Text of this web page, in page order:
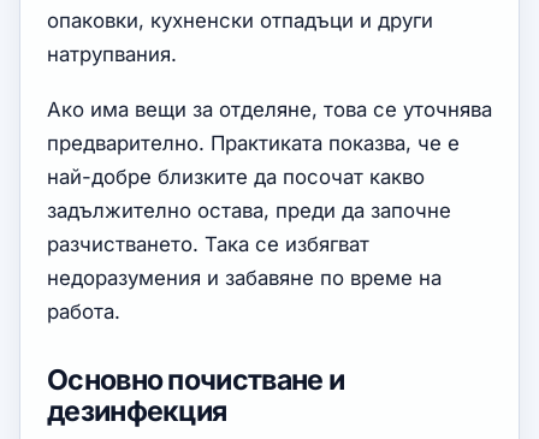
опаковки, кухненски отпадъци и други
натрупвания.
Ако има вещи за отделяне, това се уточнява
предварително. Практиката показва, че е
най-добре близките да посочат какво
задължително остава, преди да започне
разчистването. Така се избягват
недоразумения и забавяне по време на
работа.
Основно почистване и
дезинфекция